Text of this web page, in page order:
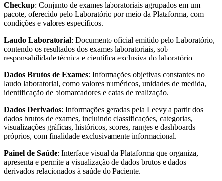
Checkup: Conjunto de exames laboratoriais agrupados em um
pacote, oferecido pelo Laboratório por meio da Plataforma, com
condições e valores específicos.
Laudo Laboratorial: Documento oficial emitido pelo Laboratório,
contendo os resultados dos exames laboratoriais, sob
responsabilidade técnica e científica exclusiva do laboratório.
Dados Brutos de Exames: Informações objetivas constantes no
laudo laboratorial, como valores numéricos, unidades de medida,
identificação de biomarcadores e datas de realização.
Dados Derivados: Informações geradas pela Leevy a partir dos
dados brutos de exames, incluindo classificações, categorias,
visualizações gráficas, históricos, scores, ranges e dashboards
próprios, com finalidade exclusivamente informacional.
Painel de Saúde: Interface visual da Plataforma que organiza,
apresenta e permite a visualização de dados brutos e dados
derivados relacionados à saúde do Paciente.